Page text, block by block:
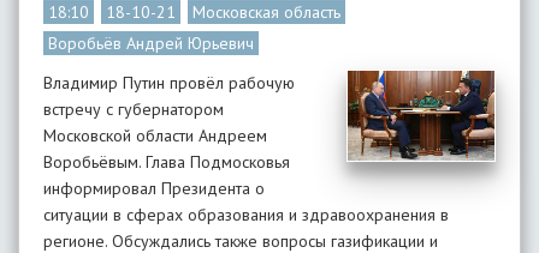
18:10 18-10-21
Московская область
Воробьёв Андрей Юрьевич
Владимир Путин провёл рабочую
встречу с губернатором
Московской области Андреем
Воробьёвым. Глава Подмосковья
информировал Президента о
ситуации в сферах образования и здравоохранения в
регионе. Обсуждались также вопросы газификации и